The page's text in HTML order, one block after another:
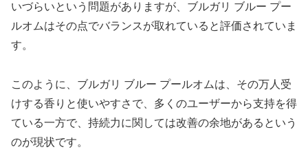
いづらいという問題がありますが、ブルガリ ブルー プー
ルオムはその点でバランスが取れていると評価されていま
す。
このように、ブルガリ ブルー プールオムは、その万人受
けする香りと使いやすさで、多くのユーザーから支持を得
ている一方で、持続力に関しては改善の余地があるという
のが現状です。